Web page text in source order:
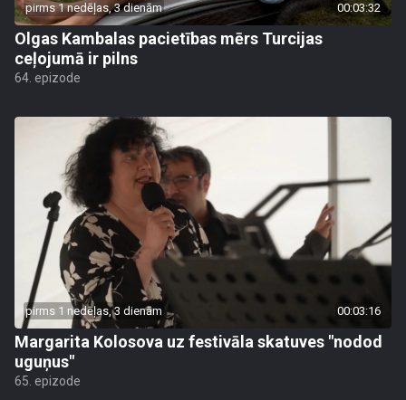
pirms 1 nedēļas, 3 dienām 00:03:32
Olgas Kambalas pacietības mērs Turcijas
ceļojumā ir pilns
64. epizode
pirms 1 nedēļas, 3 dienām 00:03:16
Margarita Kolosova uz festivāla skatuves "nodod
uguņus"
65. epizode